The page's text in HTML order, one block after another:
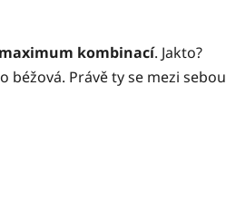
maximum kombinací. Jakto?
béžová. Právě ty se mezi sebou